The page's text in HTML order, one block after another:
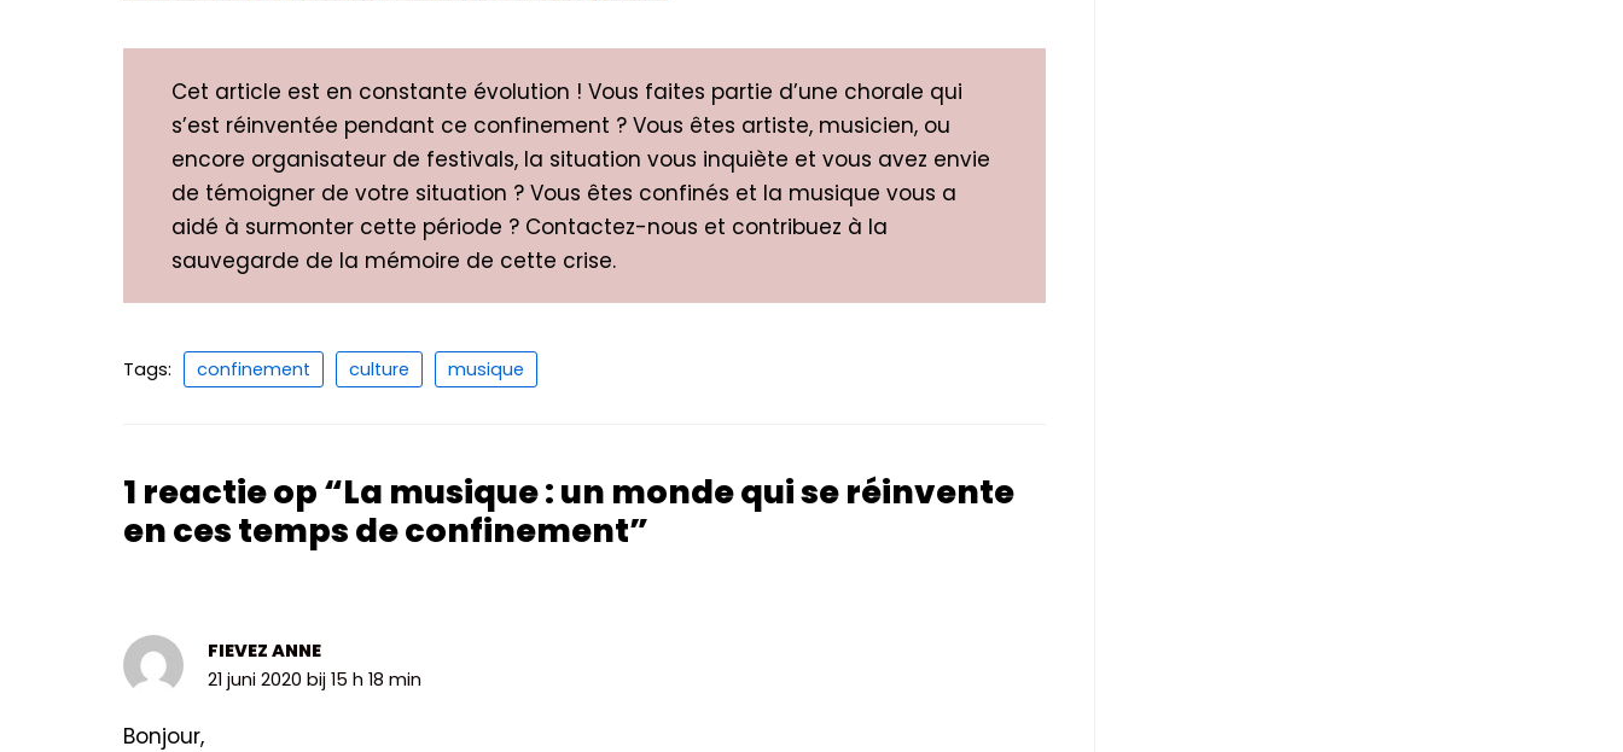
Cet article est en constante évolution ! Vous faites partie d’une chorale qui
s’est réinventée pendant ce confinement ? Vous êtes artiste, musicien, ou
encore organisateur de festivals, la situation vous inquiète et vous avez envie
de témoigner de votre situation ? Vous êtes confinés et la musique vous a
aidé à surmonter cette période ? Contactez-nous et contribuez à la
sauvegarde de la mémoire de cette crise.
Tags: confinement culture musique
1 reactie op “La musique : un monde qui se réinvente
en ces temps de confinement”
FIEVEZ ANNE
21 juni 2020 bij 15 h 18 min
Bonjour,